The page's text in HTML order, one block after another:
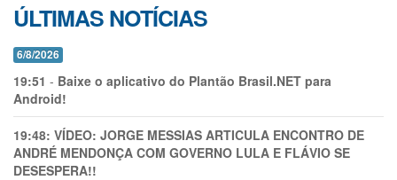
ÚLTIMAS NOTÍCIAS
6/8/2026
19:51 - Baixe o aplicativo do Plantão Brasil.NET para
Android!
19:48: VÍDEO: JORGE MESSIAS ARTICULA ENCONTRO DE
ANDRÉ MENDONÇA COM GOVERNO LULA E FLÁVIO SE
DESESPERA!!